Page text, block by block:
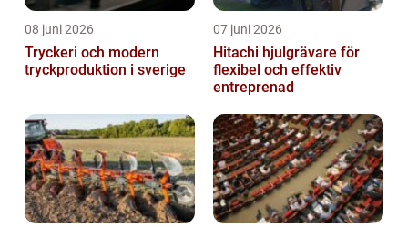
08 juni 2026
Tryckeri och modern
tryckproduktion i sverige
07 juni 2026
Hitachi hjulgrävare för
flexibel och effektiv
entreprenad